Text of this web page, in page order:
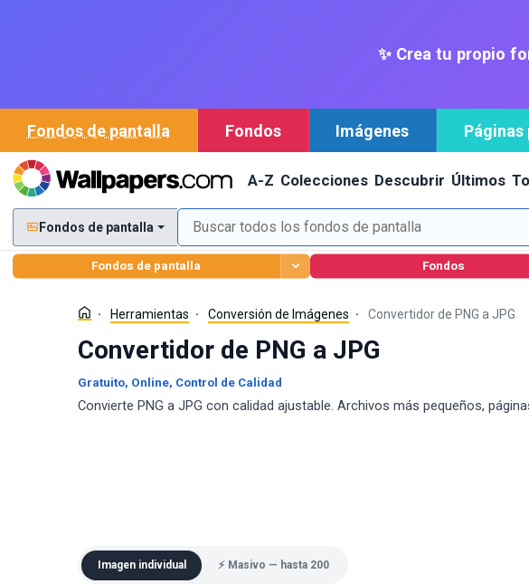
✨ Crea tu propio
Fondos de pantalla Fondos Imágenes Páginas
A-Z Colecciones Descubrir Últimos
Fondos de pantalla
Fondos de pantalla Fondos
Herramientas Conversión de Imágenes Convertidor de PNG a JPG
Convertidor de PNG a JPG
Gratuito, Online, Control de Calidad
Convierte PNG a JPG con calidad ajustable. Archivos más pequeños,
Imagen individual ⚡ Masivo — hasta 200